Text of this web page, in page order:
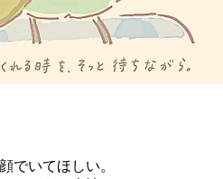
でいてほしい。